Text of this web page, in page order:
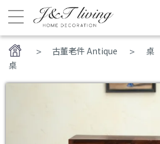
古董老件 Antique > 桌
桌